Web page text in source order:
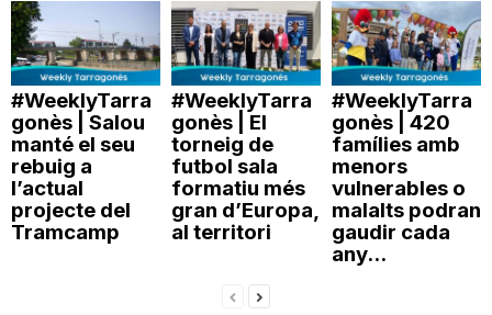
#WeeklyTarra
gonès | Salou
manté el seu
rebuig a
l’actual
projecte del
Tramcamp
#WeeklyTarra
gonès | El
torneig de
futbol sala
formatiu més
gran d’Europa,
al territori
#WeeklyTarra
gonès | 420
famílies amb
menors
vulnerables o
malalts podran
gaudir cada
any...